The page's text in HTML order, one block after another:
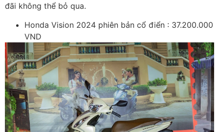
đãi không thể bỏ qua.
Honda Vision 2024 phiên bản cổ điển : 37.200.000
VND